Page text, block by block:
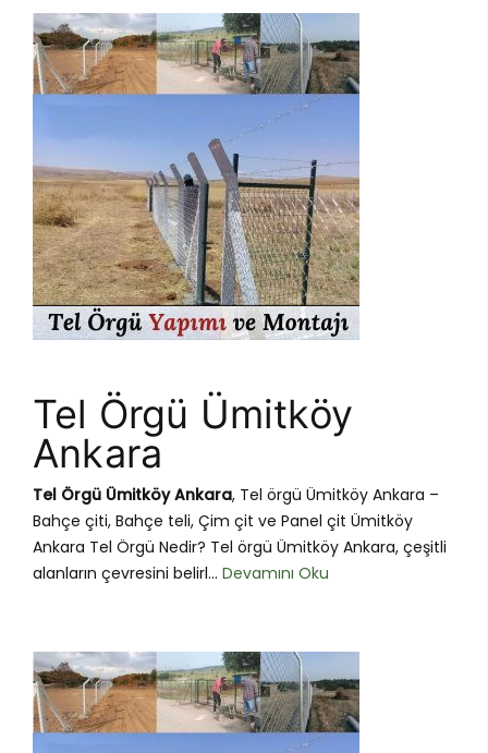
Tel Örgü Ümitköy
Ankara
Tel Örgü Ümitköy Ankara, Tel örgü Ümitköy Ankara –
Bahçe çiti, Bahçe teli, Çim çit ve Panel çit Ümitköy
Ankara Tel Örgü Nedir? Tel örgü Ümitköy Ankara, çeşitli
alanların çevresini belirl... Devamını Oku